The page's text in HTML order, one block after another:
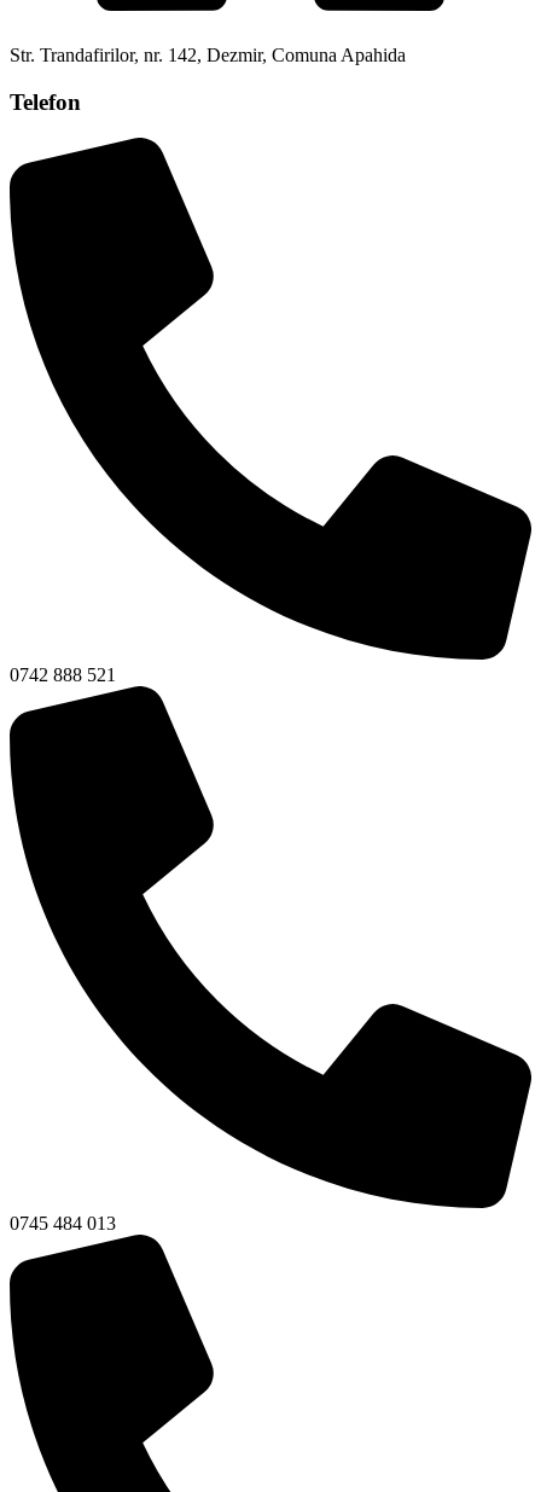
Str. Trandafirilor, nr. 142, Dezmir, Comuna Apahida
Telefon
0742 888 521
0745 484 013